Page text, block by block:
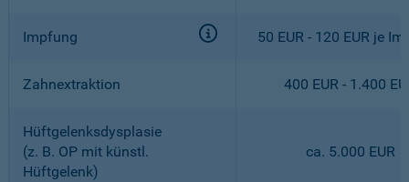
Impfung 50 EUR - 120 EUR je
Zahnextraktion 400 EUR - 1.400
Hüftgelenksdysplasie
(z. B. OP mit künstl.
Hüftgelenk)
ca. 5.000 EUR